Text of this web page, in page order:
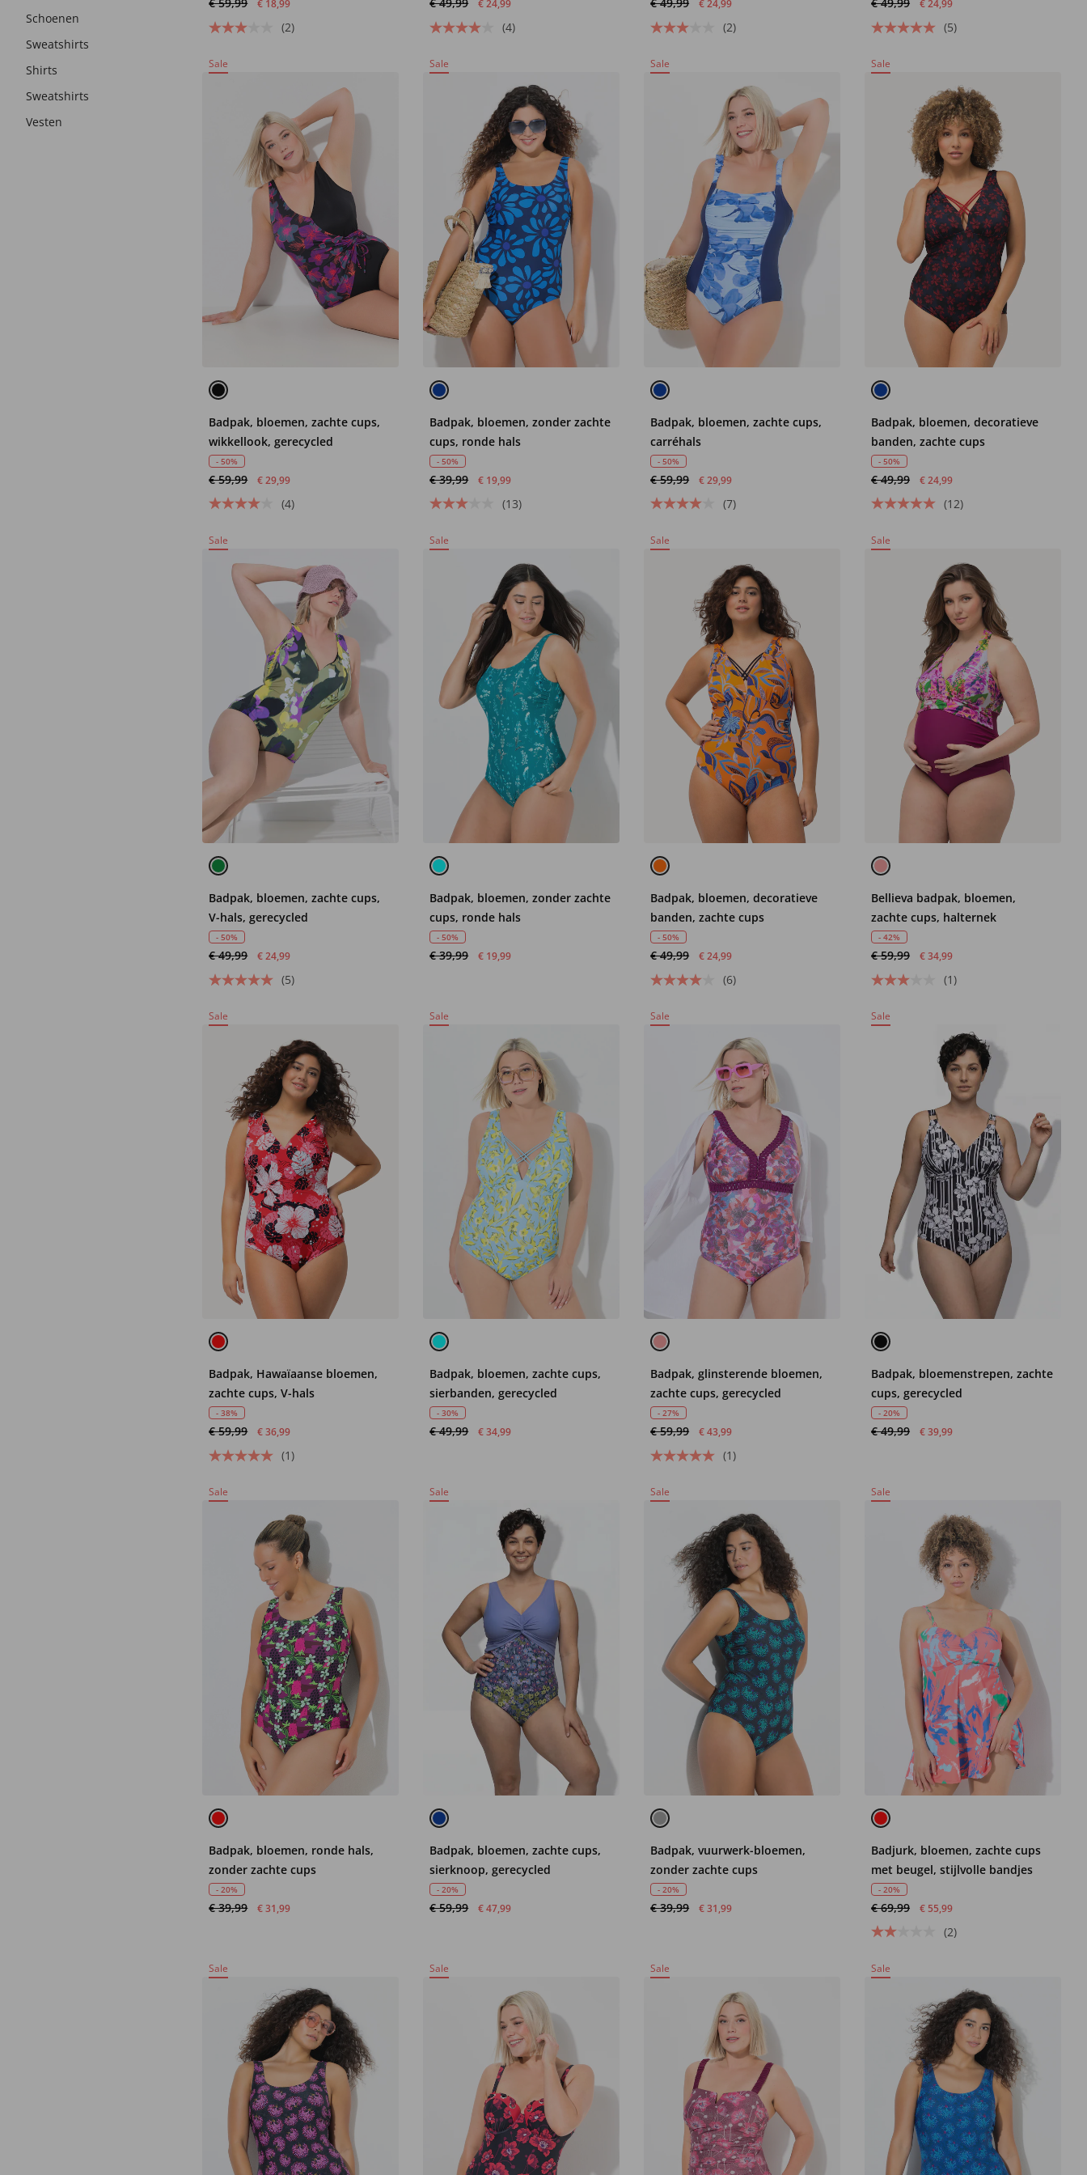
Schoenen
Sweatshirts
Shirts
Sweatshirts
Vesten
€ 59,99 € 18,99
(2)
€ 49,99 € 24,99
(4)
€ 49,99 € 24,99
(2)
€ 49,99 € 24,99
(5)
Sale
Badpak, bloemen, zachte cups,
wikkellook, gerecycled
- 50%
€ 59,99 € 29,99
(4)
Sale
Badpak, bloemen, zonder zachte
cups, ronde hals
- 50%
€ 39,99 € 19,99
(13)
Sale
Badpak, bloemen, zachte cups,
carréhals
- 50%
€ 59,99 € 29,99
(7)
Sale
Badpak, bloemen, decoratieve
banden, zachte cups
- 50%
€ 49,99 € 24,99
(12)
Sale
Badpak, bloemen, zachte cups,
V-hals, gerecycled
- 50%
€ 49,99 € 24,99
(5)
Sale
Badpak, bloemen, zonder zachte
cups, ronde hals
- 50%
€ 39,99 € 19,99
Sale
Badpak, bloemen, decoratieve
banden, zachte cups
- 50%
€ 49,99 € 24,99
(6)
Sale
Bellieva badpak, bloemen,
zachte cups, halternek
- 42%
€ 59,99 € 34,99
(1)
Sale
Badpak, Hawaïaanse bloemen,
zachte cups, V-hals
- 38%
€ 59,99 € 36,99
(1)
Sale
Badpak, bloemen, zachte cups,
sierbanden, gerecycled
- 30%
€ 49,99 € 34,99
Sale
Badpak, glinsterende bloemen,
zachte cups, gerecycled
- 27%
€ 59,99 € 43,99
(1)
Sale
Badpak, bloemenstrepen, zachte
cups, gerecycled
- 20%
€ 49,99 € 39,99
Sale
Badpak, bloemen, ronde hals,
zonder zachte cups
- 20%
€ 39,99 € 31,99
Sale
Badpak, bloemen, zachte cups,
sierknoop, gerecycled
- 20%
€ 59,99 € 47,99
Sale
Badpak, vuurwerk-bloemen,
zonder zachte cups
- 20%
€ 39,99 € 31,99
Sale
Badjurk, bloemen, zachte cups
met beugel, stijlvolle bandjes
- 20%
€ 69,99 € 55,99
(2)
Sale Sale Sale Sale